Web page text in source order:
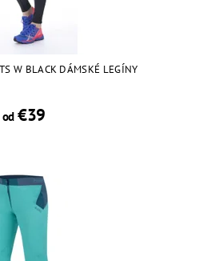
W BLACK DÁMSKÉ LEGÍNY
od€39